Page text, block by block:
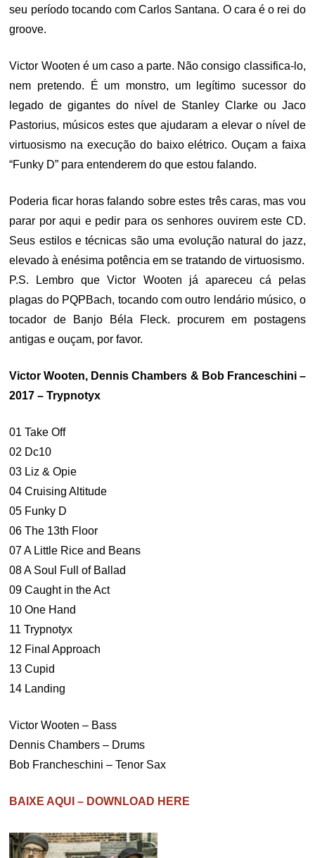
seu período tocando com Carlos Santana. O cara é o rei do
groove.
Victor Wooten é um caso a parte. Não consigo classifica-lo,
nem pretendo. É um monstro, um legítimo sucessor do
legado de gigantes do nível de Stanley Clarke ou Jaco
Pastorius, músicos estes que ajudaram a elevar o nível de
virtuosismo na execução do baixo elétrico. Ouçam a faixa
“Funky D” para entenderem do que estou falando.
Poderia ficar horas falando sobre estes três caras, mas vou
parar por aqui e pedir para os senhores ouvirem este CD.
Seus estilos e técnicas são uma evolução natural do jazz,
elevado à enésima potência em se tratando de virtuosismo.
P.S. Lembro que Victor Wooten já apareceu cá pelas
plagas do PQPBach, tocando com outro lendário músico, o
tocador de Banjo Béla Fleck. procurem em postagens
antigas e ouçam, por favor.
Victor Wooten, Dennis Chambers & Bob Franceschini –
2017 – Trypnotyx
01 Take Off
02 Dc10
03 Liz & Opie
04 Cruising Altitude
05 Funky D
06 The 13th Floor
07 A Little Rice and Beans
08 A Soul Full of Ballad
09 Caught in the Act
10 One Hand
11 Trypnotyx
12 Final Approach
13 Cupid
14 Landing
Victor Wooten – Bass
Dennis Chambers – Drums
Bob Francheschini – Tenor Sax
BAIXE AQUI – DOWNLOAD HERE